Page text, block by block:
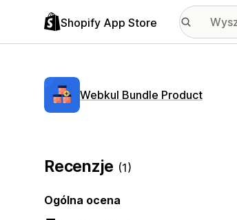
Shopify App Store
Webkul Bundle Product
Recenzje (1)
Ogólna ocena